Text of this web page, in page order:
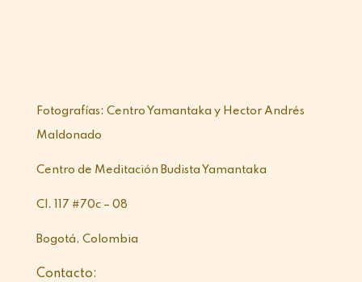
Fotografías: Centro Yamantaka y Hector Andrés
Maldonado
Centro de Meditación Budista Yamantaka
Cl. 117 #70c – 08
Bogotá, Colombia
Contacto: